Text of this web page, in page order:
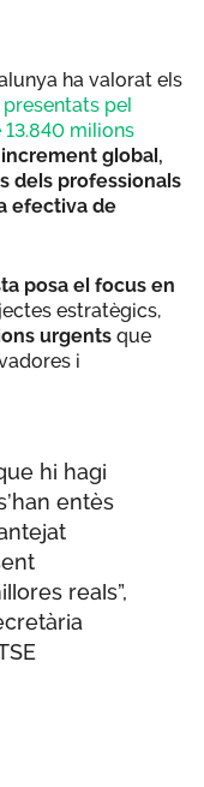
ha valorat els
presentats pel
milions
global,
dels professionals
efectiva de
posa el focus en
estratègics,
urgents que
i
hi hagi
entès
reals”,